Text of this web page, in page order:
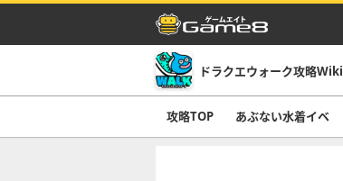
ドラクエウォーク攻略Wiki
攻略TOP あぶない水着イベ